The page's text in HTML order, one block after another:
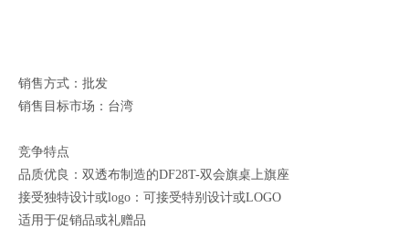
销售方式：批发
销售目标市场：台湾
竞争特点
品质优良：双透布制造的DF28T-双会旗桌上旗座
接受独特设计或logo：可接受特别设计或LOGO
适用于促销品或礼赠品